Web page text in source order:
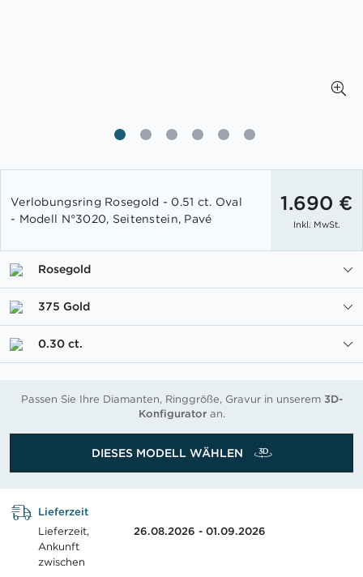
Anfang
der
Bildgalerie
Verlobungsring Rosegold - 0.51 ct. Oval
- Modell N°3020, Seitenstein, Pavé
1.690 €
Inkl. MwSt.
Rosegold
375 Gold
0.30 ct.
Passen Sie Ihre Diamanten, Ringgröße, Gravur in unserem 3D-
Konfiguratoran.
DIESES MODELL WÄHLEN
Lieferzeit
Lieferzeit,
Ankunft
zwischen
26.08.2026 - 01.09.2026